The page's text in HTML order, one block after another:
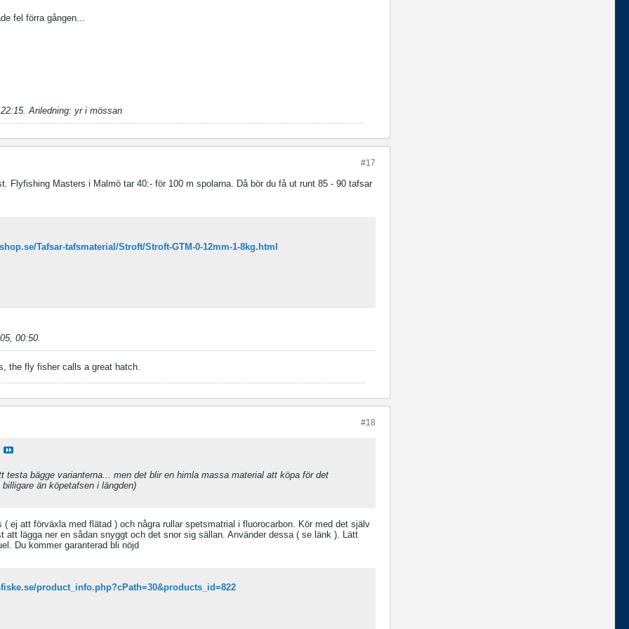
fel förra gången...
.Anledning: yr i mössan
#17
Flyfishing Masters i Malmö tar 40:- för 100 m spolarna. Då bör du få ut runt 85 - 90 tafsar
Tafsar-tafsmaterial/Stroft/Stroft-GTM-0-12mm-1-8kg.html
00:50.
the fly fisher calls a great hatch.
#18
testa bägge varianterna... men det blir en himla massa material att köpa för det
än köpetafsen i längden)
ej att förväxla med flätad ) och några rullar spetsmatrial i fluorocarbon. Kör med det själv
att lägga ner en sådan snyggt och det snor sig sällan. Använder dessa ( se länk ). Lätt
Du kommer garanterad bli nöjd
product_info.php?cPath=30&products_id=822